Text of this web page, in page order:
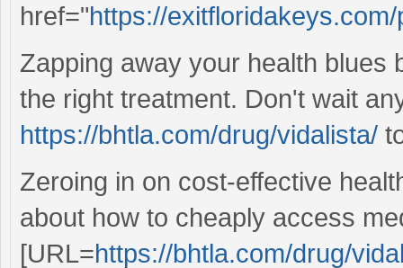
href="https://
Zapping away your health blues
the right treatment. Don't wait
https://bhtla.com/drug/vidalista/
Zeroing in on cost-effective
about how to cheaply access
[URL=https://bhtla.com/drug/